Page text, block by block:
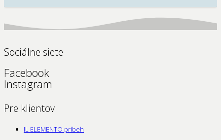
Sociálne siete
Facebook
Instagram
Pre klientov
IL ELEMENTO príbeh